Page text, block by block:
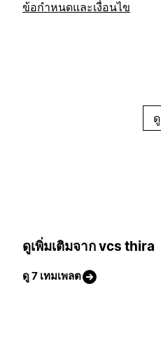
ข้อกำหนดและเงื่อนไข
ดู
ดูเพิ่มเติมจาก vcs thira
ดู 7 เทมเพลต